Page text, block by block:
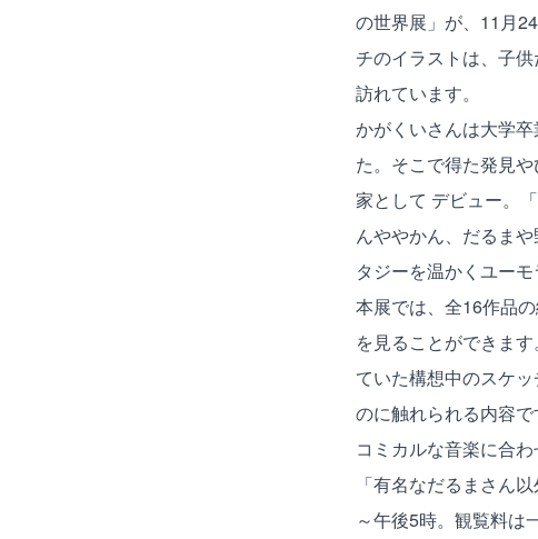
の世界展」が、11月
チのイラストは、子
訪れています。
かがくいさんは大学
た。そこで得た発見
家として デビュー。
んややかん、だるま
タジーを温かくユーモ
本展では、全16作品
を見ることができま
ていた構想中のスケ
のに触れられる内容
コミカルな音楽に合
「有名なだるまさん
～午後5時。観覧料は